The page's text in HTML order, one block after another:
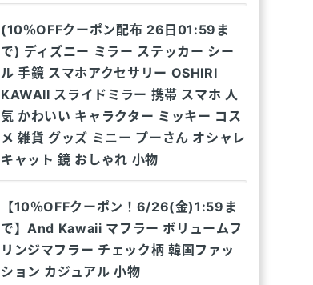
(10％OFFクーポン配布 26日01:59ま
で) ディズニー ミラー ステッカー シー
ル 手鏡 スマホアクセサリー OSHIRI
KAWAII スライドミラー 携帯 スマホ 人
気 かわいい キャラクター ミッキー コス
メ 雑貨 グッズ ミニー プーさん オシャレ
キャット 鏡 おしゃれ 小物
【10％OFFクーポン！6/26(金)1:59ま
で】And Kawaii マフラー ボリュームフ
リンジマフラー チェック柄 韓国ファッ
ション カジュアル 小物